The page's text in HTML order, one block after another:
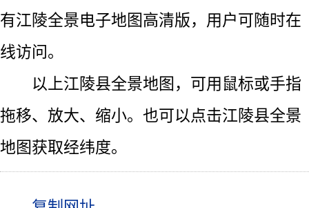
有江陵全景电子地图高清版，用户可随时在
线访问。
以上江陵县全景地图，可用鼠标或手指
拖移、放大、缩小。也可以点击江陵县全景
地图获取经纬度。